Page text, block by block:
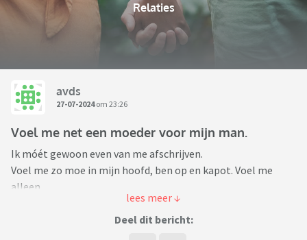
Relaties
avds
27-07-2024om 23:26
Voel me net een moeder voor mijn man.
Ik móét gewoon even van me afschrijven.
Voel me zo moe in mijn hoofd, ben op en kapot. Voel me
alleen.
Heb het gevoel al tijden dat ik moet moederen over mijn
Deel dit bericht: